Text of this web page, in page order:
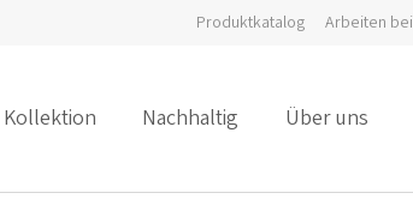
Produktkatalog Arbeiten bei
Kollektion Nachhaltig Über uns